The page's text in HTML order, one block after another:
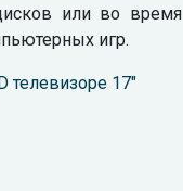
или во время
игр.
телевизоре 17"